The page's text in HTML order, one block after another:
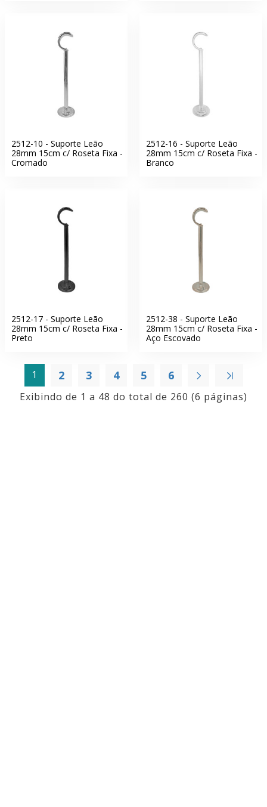
2512-10 - Suporte Leão
28mm 15cm c/ Roseta Fixa -
Cromado
2512-16 - Suporte Leão
28mm 15cm c/ Roseta Fixa -
Branco
2512-17 - Suporte Leão
28mm 15cm c/ Roseta Fixa -
Preto
2512-38 - Suporte Leão
28mm 15cm c/ Roseta Fixa -
Aço Escovado
1 2 3 4 5 6
Exibindo de 1 a 48 do total de 260 (6 páginas)